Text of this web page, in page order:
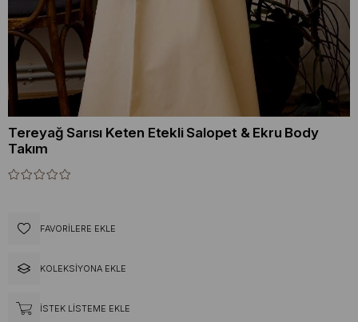
Tereyağ Sarısı Keten Etekli Salopet & Ekru Body
Takım
FAVORILERE EKLE
KOLEKSIYONA EKLE
İSTEK LISTEME EKLE